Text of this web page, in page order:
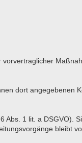
dort angegebenen
1 lit. a DSGVO).
bleibt